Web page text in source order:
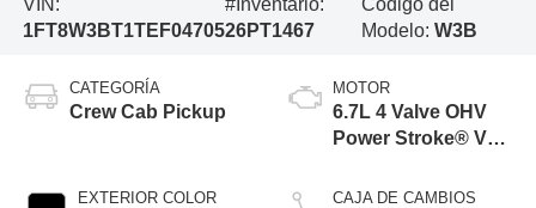
VIN:
1FT8W3BT1TEF04705
#Inventario:
26PT1467
Código del
Modelo:W3B
CATEGORÍA
Crew Cab Pickup
EXTERIOR COLOR
MOTOR
6.7L 4 Valve OHV
Power Stroke® V8
Engine
CAJA DE CAMBIOS